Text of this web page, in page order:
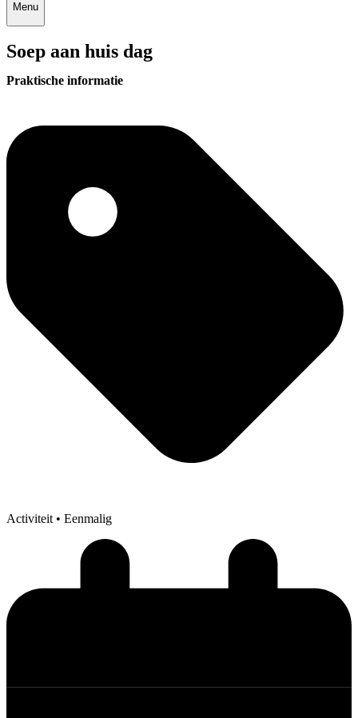
Menu
Soep aan huis dag
Praktische informatie
Activiteit • Eenmalig